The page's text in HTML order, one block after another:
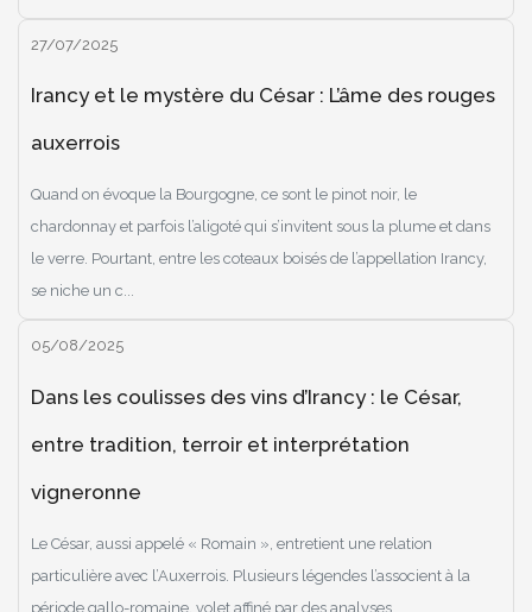
27/07/2025
Irancy et le mystère du César : L’âme des rouges
auxerrois
Quand on évoque la Bourgogne, ce sont le pinot noir, le
chardonnay et parfois l’aligoté qui s’invitent sous la plume et dans
le verre. Pourtant, entre les coteaux boisés de l’appellation Irancy,
se niche un c...
05/08/2025
Dans les coulisses des vins d’Irancy : le César,
entre tradition, terroir et interprétation
vigneronne
Le César, aussi appelé « Romain », entretient une relation
particulière avec l’Auxerrois. Plusieurs légendes l’associent à la
période gallo-romaine, volet affiné par des analyses